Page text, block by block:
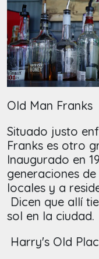
Old Man Franks
Situado justo
Franks es otro
Inaugurado en
generaciones
locales y a
Dicen que allí
sol en la ciudad.
Harry's Old